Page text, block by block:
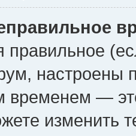
настроены
временем —
изменить